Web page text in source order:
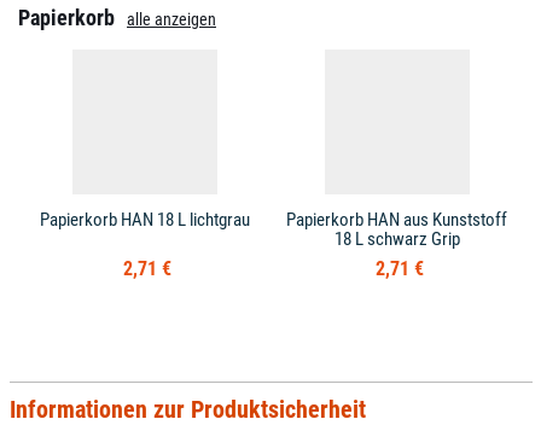
Papierkorb alle anzeigen
Papierkorb HAN 18 L lichtgrau
2,71 €
Papierkorb HAN aus Kunststoff
18 L schwarz Grip
2,71 €
Informationen zur Produktsicherheit